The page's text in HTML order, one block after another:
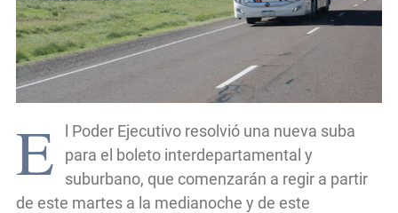
E
l Poder Ejecutivo resolvió una nueva suba
para el boleto interdepartamental y
suburbano, que comenzarán a regir a partir
de este martes a la medianoche y de este